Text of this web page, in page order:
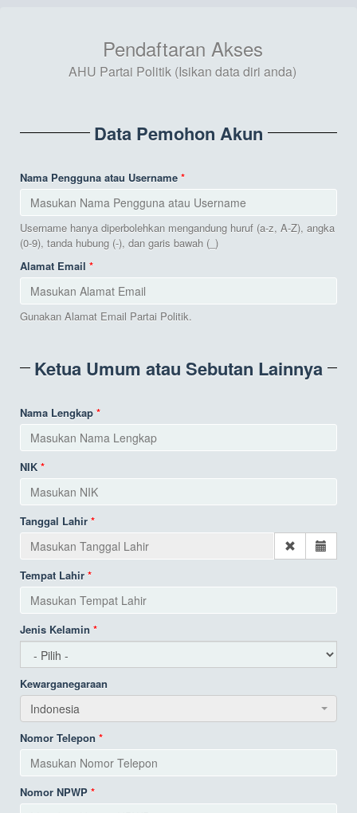
Pendaftaran Akses
AHU Partai Politik (Isikan data diri anda)
Data Pemohon Akun
Nama Pengguna atau Username
Username hanya diperbolehkan mengandung huruf (a-z, A-Z), angka
(0-9), tanda hubung (-), dan garis bawah (_)
Alamat Email
Gunakan Alamat Email Partai Politik.
Ketua Umum atau Sebutan Lainnya
Nama Lengkap
NIK
Tanggal Lahir
Tempat Lahir
Jenis Kelamin
Kewarganegaraan
Indonesia
Nomor Telepon
Nomor NPWP